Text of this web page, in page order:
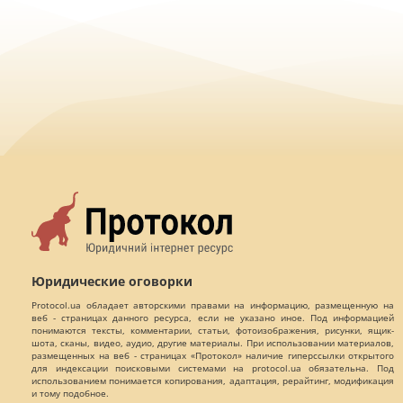
Юридические оговорки
Protocol.ua обладает авторскими правами на информацию, размещенную на
веб - страницах данного ресурса, если не указано иное. Под информацией
понимаются тексты, комментарии, статьи, фотоизображения, рисунки, ящик-
шота, сканы, видео, аудио, другие материалы. При использовании материалов,
размещенных на веб - страницах «Протокол» наличие гиперссылки открытого
для индексации поисковыми системами на protocol.ua обязательна. Под
использованием понимается копирования, адаптация, рерайтинг, модификация
и тому подобное.